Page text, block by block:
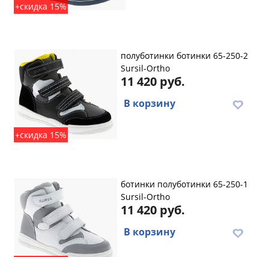
+скидка 15%
+скидка 15%
полуботинки ботинки 65-250-2
Sursil-Ortho
11 420 руб.
В корзину
ботинки полуботинки 65-250-1
Sursil-Ortho
11 420 руб.
В корзину